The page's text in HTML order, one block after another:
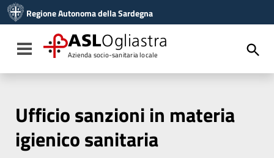
Vai al menu di navigazione
Vai al footer
Regione Autonoma della Sardegna
Toggle navigation
ASLOgliastra
Azienda socio-sanitaria locale
Ufficio sanzioni in materia
igienico sanitaria